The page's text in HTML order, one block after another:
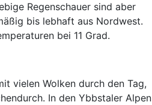
Regenschauer sind aber
bis lebhaft aus Nordwest.
bei 11 Grad.
vielen Wolken durch den Tag,
In den Ybbstaler Alpen